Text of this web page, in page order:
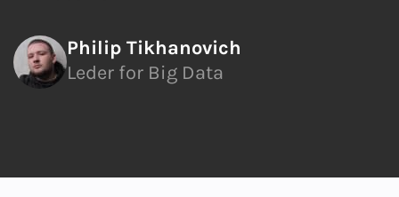
Philip Tikhanovich
Leder for Big Data